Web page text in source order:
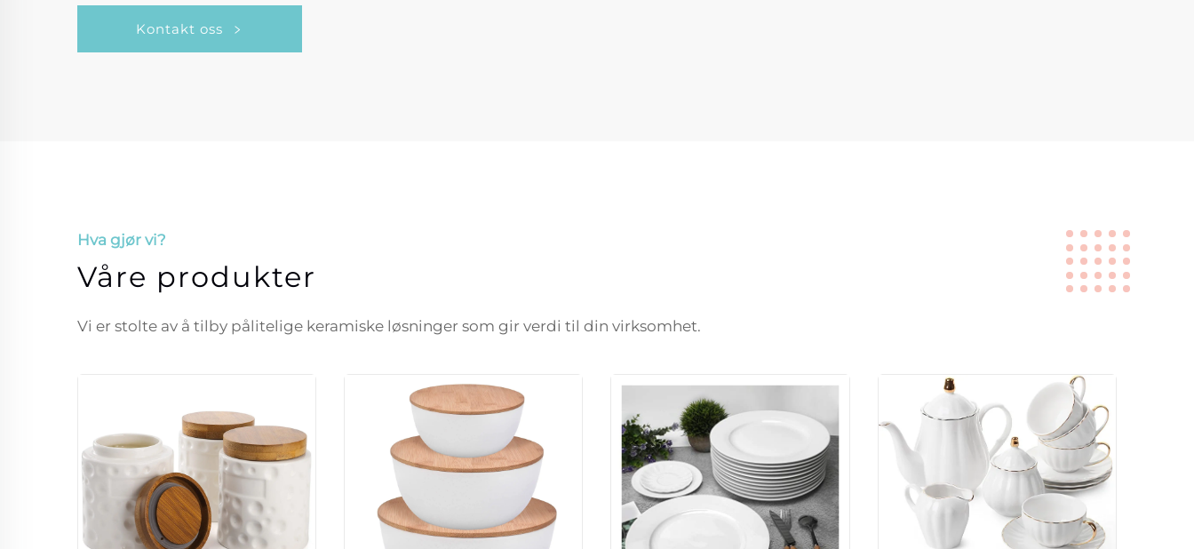
Kontakt oss
Hva gjør vi?
Våre produkter
Vi er stolte av å tilby pålitelige keramiske løsninger som gir verdi til din virksomhet.